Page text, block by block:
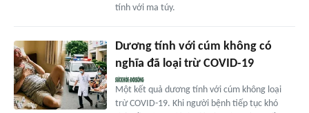
tính với ma túy.
Dương tính với cúm không có
nghĩa đã loại trừ COVID-19
Một kết quả dương tính với cúm không loại
trừ COVID-19. Khi người bệnh tiếp tục khó